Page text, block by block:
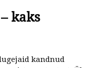
kaks
kandnud